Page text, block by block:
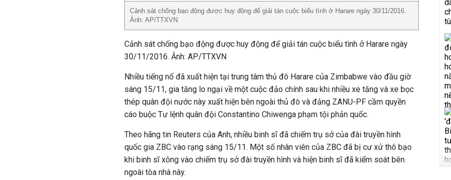
Cảnh sát chống bạo động được huy động để giải tán cuộc biểu tình ở Harare ngày 30/11/2016.
Ảnh: AP/TTXVN
Cảnh sát chống bạo động được huy động để giải tán cuộc biểu tình ở Harare ngày
30/11/2016. Ảnh: AP/TTXVN
Nhiều tiếng nổ đã xuất hiện tại trung tâm thủ đô Harare của Zimbabwe vào đầu giờ
sáng 15/11, gia tăng lo ngại về một cuộc đảo chính sau khi nhiều xe tăng và xe bọc
thép quân đội nước này xuất hiện bên ngoài thủ đô và đảng ZANU-PF cầm quyền
cáo buộc Tư lệnh quân đội Constantino Chiwenga phạm tội phản quốc.
Theo hãng tin Reuters của Anh, nhiều binh sĩ đã chiếm trụ sở của đài truyền hình
quốc gia ZBC vào rạng sáng 15/11. Một số nhân viên của ZBC đã bị cư xử thô bạo
khi binh sĩ xông vào chiếm trụ sở đài truyền hình và hiện binh sĩ đã kiểm soát bên
ngoài tòa nhà này.